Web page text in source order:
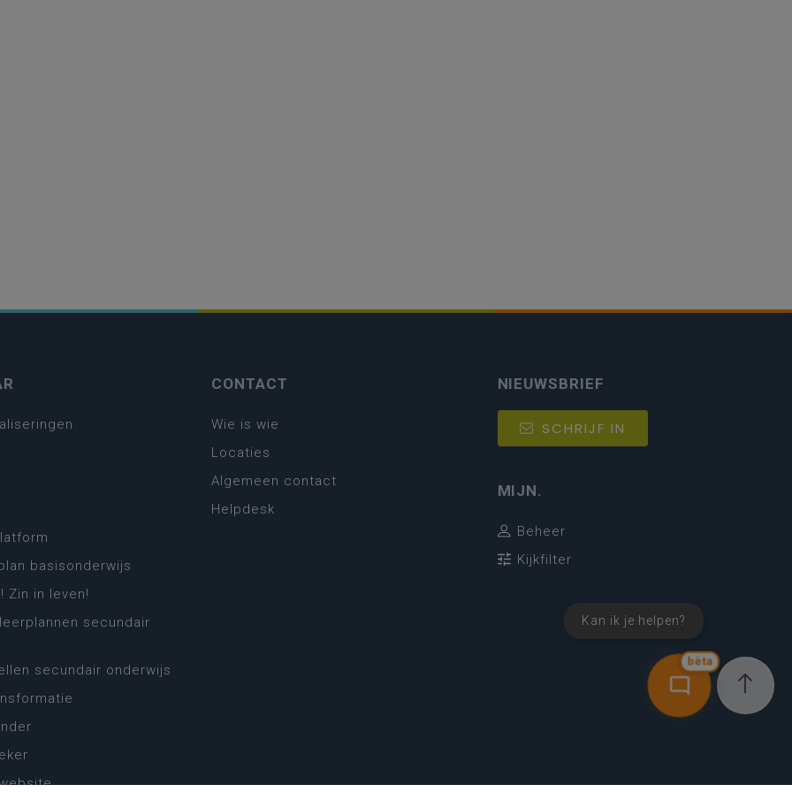
bèta
Kan ik je helpen?
basisonderwijs
Zin in leven!
secundair
secundair onderwijs
CONTACT
Wie is wie
Locaties
Algemeen contact
Helpdesk
NIEUWSBRIEF
SCHRIJF IN
MIJN.
Beheer
Kijkfilter